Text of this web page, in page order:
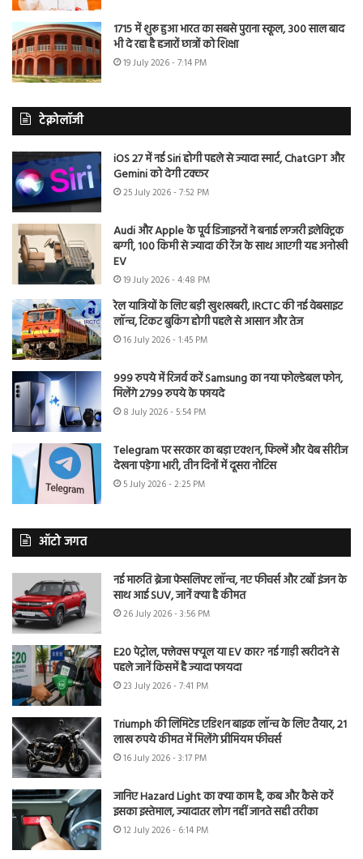
1715 में शुरू हुआ भारत का सबसे पुराना स्कूल, 300 साल बाद
भी दे रहा है हजारों छात्रों को शिक्षा
19 July 2026 - 7:14 PM
टेक्नोलॉजी
iOS 27 में नई Siri होगी पहले से ज्यादा स्मार्ट, ChatGPT और
Gemini को देगी टक्कर
25 July 2026 - 7:52 PM
Audi और Apple के पूर्व डिजाइनरों ने बनाई लग्जरी इलेक्ट्रिक
बग्गी, 100 किमी से ज्यादा की रेंज के साथ आएगी यह अनोखी
EV
19 July 2026 - 4:48 PM
रेल यात्रियों के लिए बड़ी खुशखबरी, IRCTC की नई वेबसाइट
लॉन्च, टिकट बुकिंग होगी पहले से आसान और तेज
16 July 2026 - 1:45 PM
999 रुपये में रिजर्व करें Samsung का नया फोल्डेबल फोन,
मिलेंगे 2799 रुपये के फायदे
8 July 2026 - 5:54 PM
Telegram पर सरकार का बड़ा एक्शन, फिल्में और वेब सीरीज
देखना पड़ेगा भारी, तीन दिनों में दूसरा नोटिस
5 July 2026 - 2:25 PM
ऑटो जगत
नई मारुति ब्रेजा फेसलिफ्ट लॉन्च, नए फीचर्स और टर्बो इंजन के
साथ आई SUV, जानें क्या है कीमत
26 July 2026 - 3:56 PM
E20 पेट्रोल, फ्लेक्स फ्यूल या EV कार? नई गाड़ी खरीदने से
पहले जानें किसमें है ज्यादा फायदा
23 July 2026 - 7:41 PM
Triumph की लिमिटेड एडिशन बाइक लॉन्च के लिए तैयार, 21
लाख रुपये कीमत में मिलेंगे प्रीमियम फीचर्स
16 July 2026 - 3:17 PM
जानिए Hazard Light का क्या काम है, कब और कैसे करें
इसका इस्तेमाल, ज्यादातर लोग नहीं जानते सही तरीका
12 July 2026 - 6:14 PM